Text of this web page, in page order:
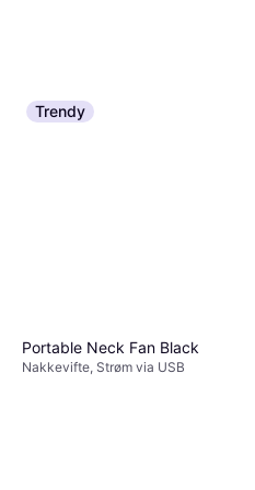
Trendy
Portable Neck Fan Black
Nakkevifte, Strøm via USB